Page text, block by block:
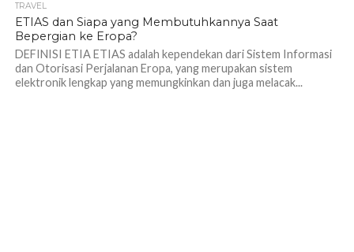
TRAVEL
ETIAS dan Siapa yang Membutuhkannya Saat
Bepergian ke Eropa?
DEFINISI ETIA ETIAS adalah kependekan dari Sistem Informasi
dan Otorisasi Perjalanan Eropa, yang merupakan sistem
elektronik lengkap yang memungkinkan dan juga melacak...